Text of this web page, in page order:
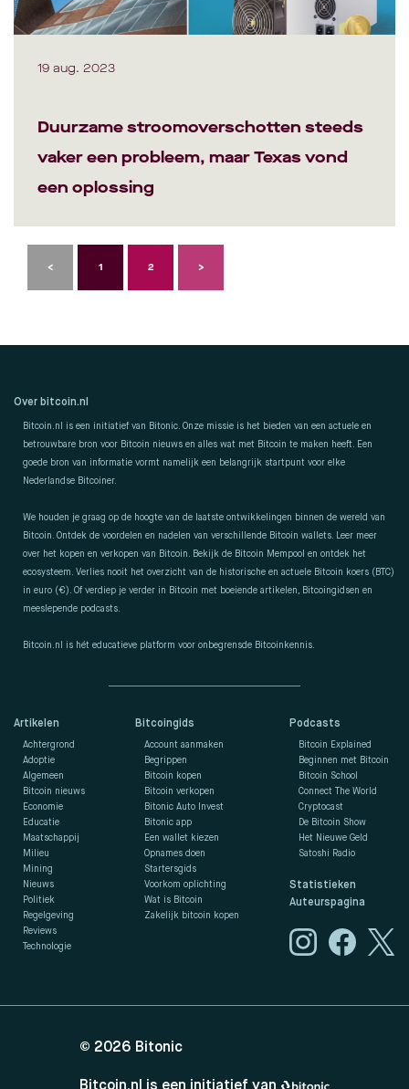
19 aug. 2023
Duurzame stroomoverschotten steeds
vaker een probleem, maar Texas vond
een oplossing
1 2
Artikelen
Achtergrond
Adoptie
Algemeen
Bitcoin nieuws
Economie
Educatie
Maatschappij
Milieu
Mining
Nieuws
Politiek
Regelgeving
Reviews
Technologie
Bitcoingids
Account aanmaken
Begrippen
Bitcoin kopen
Bitcoin verkopen
Bitonic Auto Invest
Bitonic app
Een wallet kiezen
Opnames doen
Startersgids
Voorkom oplichting
Wat is Bitcoin
Zakelijk bitcoin kopen
Podcasts
Bitcoin Explained
Beginnen met Bitcoin
Bitcoin School
Connect The World
Cryptocast
De Bitcoin Show
Het Nieuwe Geld
Satoshi Radio
Statistieken
Auteurspagina
Over bitcoin.nl
Bitcoin.nl is een initiatief van Bitonic. Onze missie is het bieden van een actuele en
betrouwbare bron voor Bitcoin nieuws en alles wat met Bitcoin te maken heeft. Een
goede bron van informatie vormt namelijk een belangrijk startpunt voor elke
Nederlandse Bitcoiner.
We houden je graag op de hoogte van de laatste ontwikkelingen binnen de wereld van
Bitcoin. Ontdek de voordelen en nadelen van verschillende Bitcoin wallets. Leer meer
over het kopen en verkopen van Bitcoin. Bekijk de Bitcoin Mempool en ontdek het
ecosysteem. Verlies nooit het overzicht van de historische en actuele Bitcoin koers (BTC)
in euro (€). Of verdiep je verder in Bitcoin met boeiende artikelen, Bitcoingidsen en
meeslepende podcasts.
Bitcoin.nl is hét educatieve platform voor onbegrensde Bitcoinkennis.
© 2026 Bitonic